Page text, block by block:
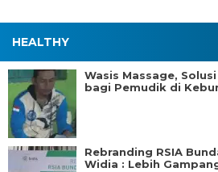
HEALTHY
Wasis Massage,
bagi Pemudik di
Rebranding RSIA
Widia : Lebih